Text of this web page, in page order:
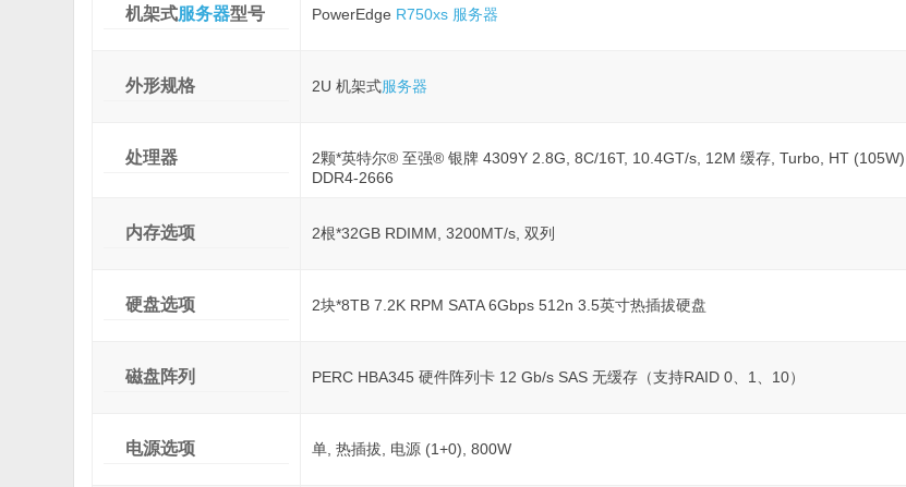
机架式服务器型号 PowerEdge R750xs 服务器
外形规格 2U 机架式服务器
处理器
2颗*英特尔® 至强® 银牌 4309Y 2.8G, 8C/16T, 10.4GT/s, 12M 缓存, Turbo, HT (105W)
DDR4-2666
内存选项 2根*32GB RDIMM, 3200MT/s, 双列
硬盘选项 2块*8TB 7.2K RPM SATA 6Gbps 512n 3.5英寸热插拔硬盘
磁盘阵列 PERC HBA345 硬件阵列卡 12 Gb/s SAS 无缓存（支持RAID 0、1、10）
电源选项 单, 热插拔, 电源 (1+0), 800W